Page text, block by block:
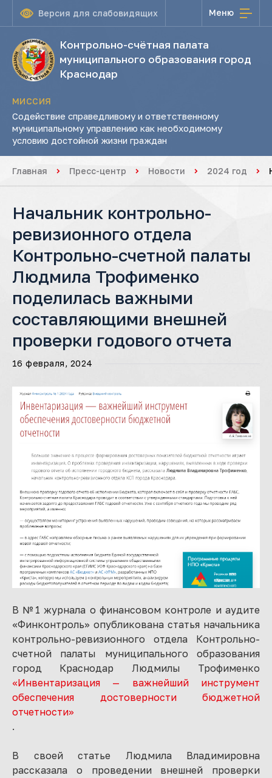
Версия для слабовидящих Меню
Контрольно-счётная палата
муниципального образования город
Краснодар
МИССИЯ
Содействие справедливому и ответственному
муниципальному управлению как необходимому
условию достойной жизни граждан
Главная Пресс-центр Новости 2024 год
Начальник контрольно-
ревизионного отдела
Контрольно-счетной палаты
Людмила Трофименко
поделилась важными
составляющими внешней
проверки годового отчета
16 февраля, 2024
В №1 журнала о финансовом контроле и аудите
«Финконтроль» опубликована статья начальника
контрольно-ревизионного отдела Контрольно-
счетной палаты муниципального образования
город Краснодар Людмилы Трофименко
«Инвентаризация — важнейший инструмент
обеспечения достоверности бюджетной
отчетности»
.
В своей статье Людмила Владимировна
рассказала о проведении внешней проверки